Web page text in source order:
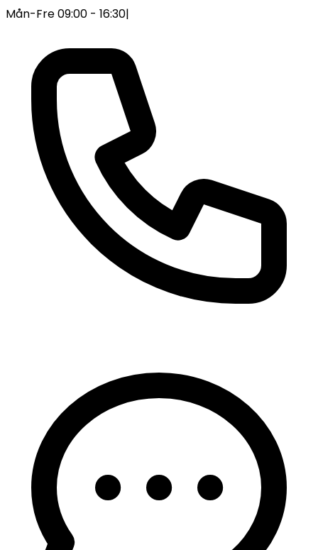
Mån-Fre 09:00 - 16:30|